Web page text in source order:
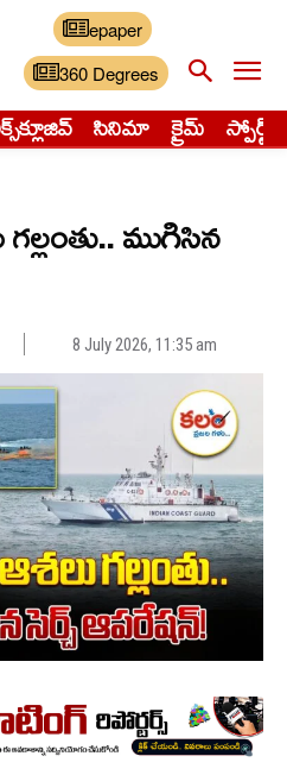
epaper
360 Degrees
సినిమా క్రైమ్ స్పోర్ట్స్
ముగిసిన
8 July 2026, 11:35 am